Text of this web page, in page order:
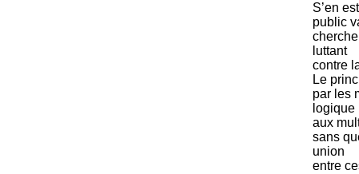
S’en
public
luttant
contre
Le
par les
logique
aux
sans
union
entre